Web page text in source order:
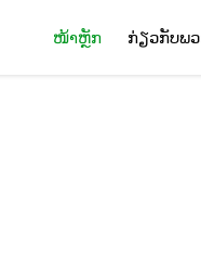
ໜ້າຫຼັກ ກ່ຽວກັບພ